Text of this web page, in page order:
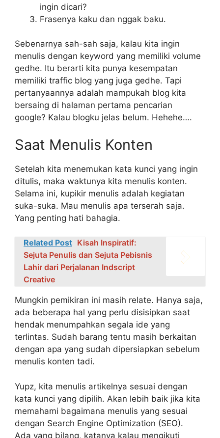
ingin dicari?
Frasenya kaku dan nggak baku.
Sebenarnya sah-sah saja, kalau kita ingin
menulis dengan keyword yang memiliki volume
gedhe. Itu berarti kita punya kesempatan
memiliki traffic blog yang juga gedhe. Tapi
pertanyaannya adalah mampukah blog kita
bersaing di halaman pertama pencarian
google? Kalau blogku jelas belum. Hehehe….
Saat Menulis Konten
Setelah kita menemukan kata kunci yang ingin
ditulis, maka waktunya kita menulis konten.
Selama ini, kupikir menulis adalah kegiatan
suka-suka. Mau menulis apa terserah saja.
Yang penting hati bahagia.
Related Post Kisah Inspiratif:
Sejuta Penulis dan Sejuta Pebisnis
Lahir dari Perjalanan Indscript
Creative
Mungkin pemikiran ini masih relate. Hanya saja,
ada beberapa hal yang perlu disisipkan saat
hendak menumpahkan segala ide yang
terlintas. Sudah barang tentu masih berkaitan
dengan apa yang sudah dipersiapkan sebelum
menulis konten tadi.
Yupz, kita menulis artikelnya sesuai dengan
kata kunci yang dipilih. Akan lebih baik jika kita
memahami bagaimana menulis yang sesuai
dengan Search Engine Optimization (SEO).
Ada yang bilang, katanya kalau mengikuti